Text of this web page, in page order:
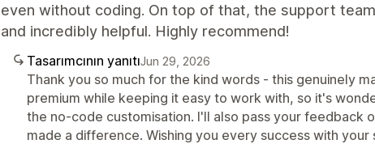
even without coding. On top of that, the support
and incredibly helpful. Highly recommend!
Tasarımcının yanıtıJun 29, 2026
Thank you so much for the kind words - this genuinely
premium while keeping it easy to work with, so it's
the no-code customisation. I'll also pass your
made a difference. Wishing you every success with your